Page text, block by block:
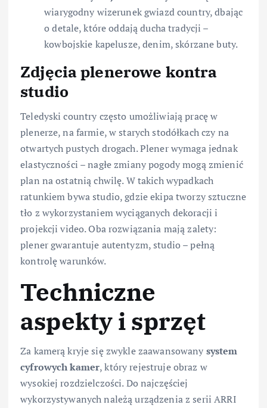
wiarygodny wizerunek gwiazd country, dbając
o detale, które oddają ducha tradycji –
kowbojskie kapelusze, denim, skórzane buty.
Zdjęcia plenerowe kontra
studio
Teledyski country często umożliwiają pracę w
plenerze, na farmie, w starych stodółkach czy na
otwartych pustych drogach. Plener wymaga jednak
elastyczności – nagłe zmiany pogody mogą zmienić
plan na ostatnią chwilę. W takich wypadkach
ratunkiem bywa studio, gdzie ekipa tworzy sztuczne
tło z wykorzystaniem wyciąganych dekoracji i
projekcji video. Oba rozwiązania mają zalety:
plener gwarantuje autentyzm, studio – pełną
kontrolę warunków.
Techniczne
aspekty i sprzęt
Za kamerą kryje się zwykle zaawansowany system
cyfrowych kamer, który rejestruje obraz w
wysokiej rozdzielczości. Do najczęściej
wykorzystywanych należą urządzenia z serii ARRI